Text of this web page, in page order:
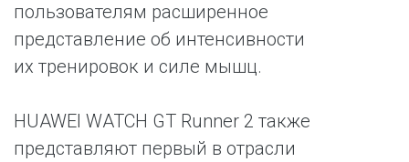
пользователям расширенное
представление об интенсивности
их тренировок и силе мышц.
HUAWEI WATCH GT Runner 2 также
представляют первый в отрасли